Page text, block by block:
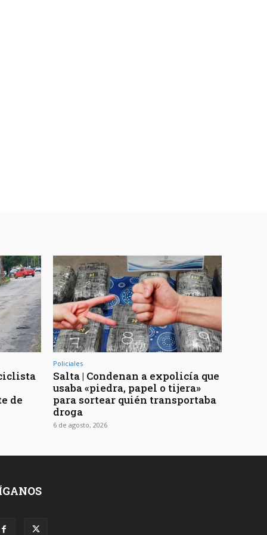
de
Policiales
Salta | Condenan a expolicía que
usaba «piedra, papel o tijera»
para sortear quién transportaba
droga
6 de agosto, 2026